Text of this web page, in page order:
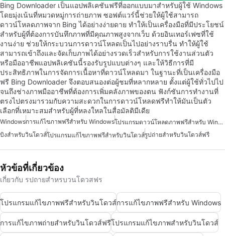
Bing Downloader เป็นแอปพลิเคชันฟรีที่ออกแบบมาสำหรับผู้ใช้ Windows
โดยมุ่งเน้นที่หมวดหมู่การถ่ายภาพ ซอฟต์แวร์นี้ช่วยให้ผู้ใช้สามารถ
ดาวน์โหลดภาพจาก Bing ได้อย่างง่ายดาย ทำให้เป็นเครื่องมือที่มีประโยชน์
สำหรับผู้ที่ต้องการบันทึกภาพที่มีคุณภาพสูงจากเว็บ ด้วยอินเทอร์เฟซที่ใช้
งานง่าย ช่วยให้กระบวนการดาวน์โหลดเป็นไปอย่างราบรื่น ทำให้ผู้ใช้
สามารถเข้าถึงและจัดเก็บภาพได้อย่างรวดเร็วสำหรับการใช้งานส่วนตัว
หรือมืออาชีพแอปพลิเคชันนี้รองรับรูปแบบต่างๆ และให้วิธีการที่มี
ประสิทธิภาพในการจัดการเนื้อหาที่ดาวน์โหลดมา ในฐานะที่เป็นเครื่องมือ
ฟรี Bing Downloader จึงตอบสนองต่อผู้ชมที่หลากหลาย ตั้งแต่ผู้ใช้ทั่วไปไป
จนถึงช่างภาพมืออาชีพที่ต้องการเพิ่มคลังภาพของตน ฟังก์ชันการทำงานที่
ตรงไปตรงมารวมกับความสะดวกในการดาวน์โหลดฟรีทำให้มันเป็นตัว
เลือกที่เหมาะสมสำหรับผู้ที่หลงใหลในสื่อมัลติมีเดีย
Windowsการแก้ไขภาพฟรีสำหรับ Windows
โปรแกรมดาวน์โหลดภาพฟรีสำหรับ Windows
บิงสำหรับวินโดวส์โปรแกรมแก้ไขภาพฟรีสำหรับวินโดวส์รูปถ่ายสำหรับวินโดวส์ฟรี
หัวข้อที่เกี่ยวข้อง
เกี่ยวกับ รปถายสำหรบวนโดวสฟร
โปรแกรมแก้ไขภาพฟรีสำหรับวินโดวส์การแก้ไขภาพฟรีสำหรับ Windows
การแก้ไขภาพถ่ายสำหรับวินโดวส์ฟรีโปรแกรมแก้ไขภาพสำหรับวินโดวส์